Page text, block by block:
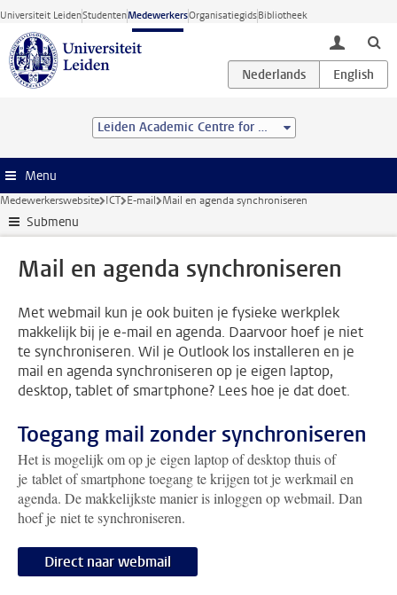
Ga direct naar de inhoud
Universiteit LeidenStudentenMedewerkersOrganisatiegidsBibliotheek
toggle
Leiden Academic Centre for Drug Research (LACDR)
Menu
Medewerkerswebsite ICT E-mail Mail en agenda synchroniseren
Submenu
Mail en agenda synchroniseren
Met webmail kun je ook buiten je fysieke werkplek
makkelijk bij je e-mail en agenda. Daarvoor hoef je niet
te synchroniseren. Wil je Outlook los installeren en je
mail en agenda synchroniseren op je eigen laptop,
desktop, tablet of smartphone? Lees hoe je dat doet.
Toegang mail zonder synchroniseren
Het is mogelijk om op je eigen laptop of desktop thuis of
je tablet of smartphone toegang te krijgen tot je werkmail en
agenda. De makkelijkste manier is inloggen op webmail. Dan
hoef je niet te synchroniseren.
Direct naar webmail